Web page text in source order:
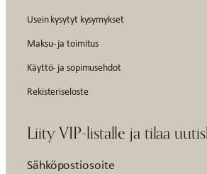
Usein kysytyt kysymykset
Maksu- ja toimitus
Käyttö- ja sopimusehdot
Rekisteriseloste
Liity VIP-listalle ja tilaa
Sähköpostiosoite